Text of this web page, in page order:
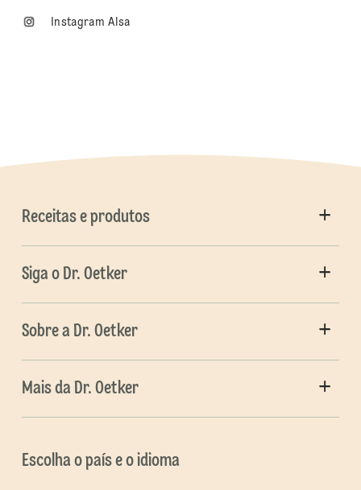
Instagram Alsa
Receitas e produtos
Siga o Dr. Oetker
Sobre a Dr. Oetker
Mais da Dr. Oetker
Escolha o país e o idioma